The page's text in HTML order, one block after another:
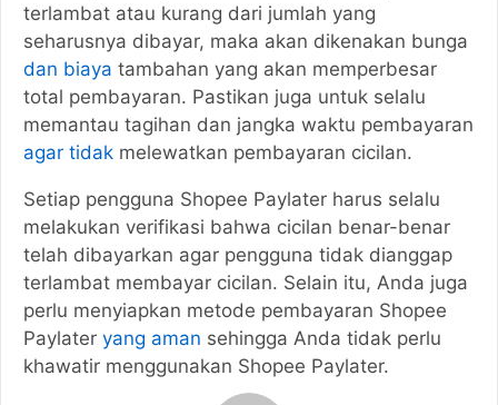
terlambat atau kurang dari jumlah yang
seharusnya dibayar, maka akan dikenakan bunga
dan biaya tambahan yang akan memperbesar
total pembayaran. Pastikan juga untuk selalu
memantau tagihan dan jangka waktu pembayaran
agar tidak melewatkan pembayaran cicilan.
Setiap pengguna Shopee Paylater harus selalu
melakukan verifikasi bahwa cicilan benar-benar
telah dibayarkan agar pengguna tidak dianggap
terlambat membayar cicilan. Selain itu, Anda juga
perlu menyiapkan metode pembayaran Shopee
Paylater yang aman sehingga Anda tidak perlu
khawatir menggunakan Shopee Paylater.